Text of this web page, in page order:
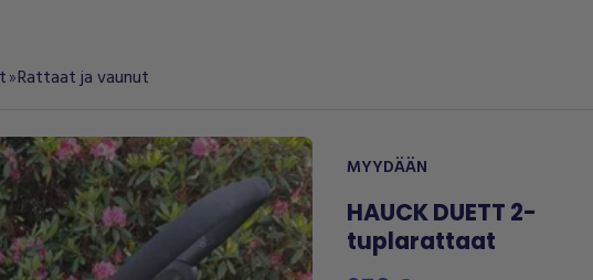
double_arrowRattaat ja vaunut
MYYDÄÄN
HAUCK DUETT 2-
tuplarattaat